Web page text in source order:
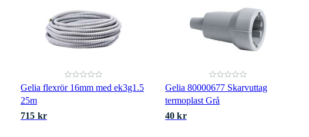
Gelia flexrör 16mm med ek3g1.5
25m
715 kr
Gelia 80000677 Skarvuttag
termoplast Grå
40 kr